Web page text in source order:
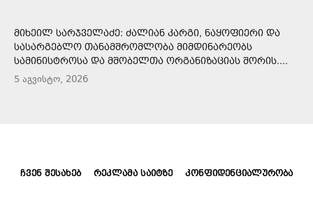
ᲛᲘᲮᲔᲘᲚ ᲡᲐᲠᲯᲕᲔᲚᲐᲫᲔ: ᲫᲐᲚᲘᲐᲜ ᲙᲐᲠᲒᲘ, ᲜᲐᲧᲝᲤᲘᲔᲠᲘ ᲓᲐ
ᲡᲐᲡᲐᲠᲒᲔᲑᲚᲝ ᲗᲐᲜᲐᲛᲨᲠᲝᲛᲚᲝᲑᲐ ᲛᲘᲛᲓᲘᲜᲐᲠᲔᲝᲑᲡ
ᲡᲐᲛᲘᲜᲘᲡᲢᲠᲝᲡᲐ ᲓᲐ ᲛᲨᲝᲑᲔᲚᲗᲐ ᲝᲠᲒᲐᲜᲘᲖᲐᲪᲘᲐᲡ ᲨᲝᲠᲘᲡ....
5 აგვისტო, 2026
ᲩᲕᲔᲜ ᲨᲔᲡᲐᲮᲔᲑ ᲠᲔᲙᲚᲐᲛᲐ ᲡᲐᲘᲢᲖᲔ ᲙᲝᲜᲤᲘᲓᲔᲜᲪᲘᲐᲚᲣᲠᲝᲑᲐ